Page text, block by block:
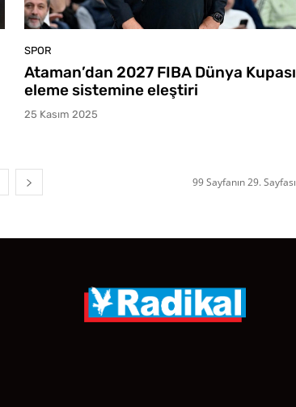
SPOR
Ataman’dan 2027 FIBA Dünya Kupası
eleme sistemine eleştiri
25 Kasım 2025
99 Sayfanın 29. Sayfası